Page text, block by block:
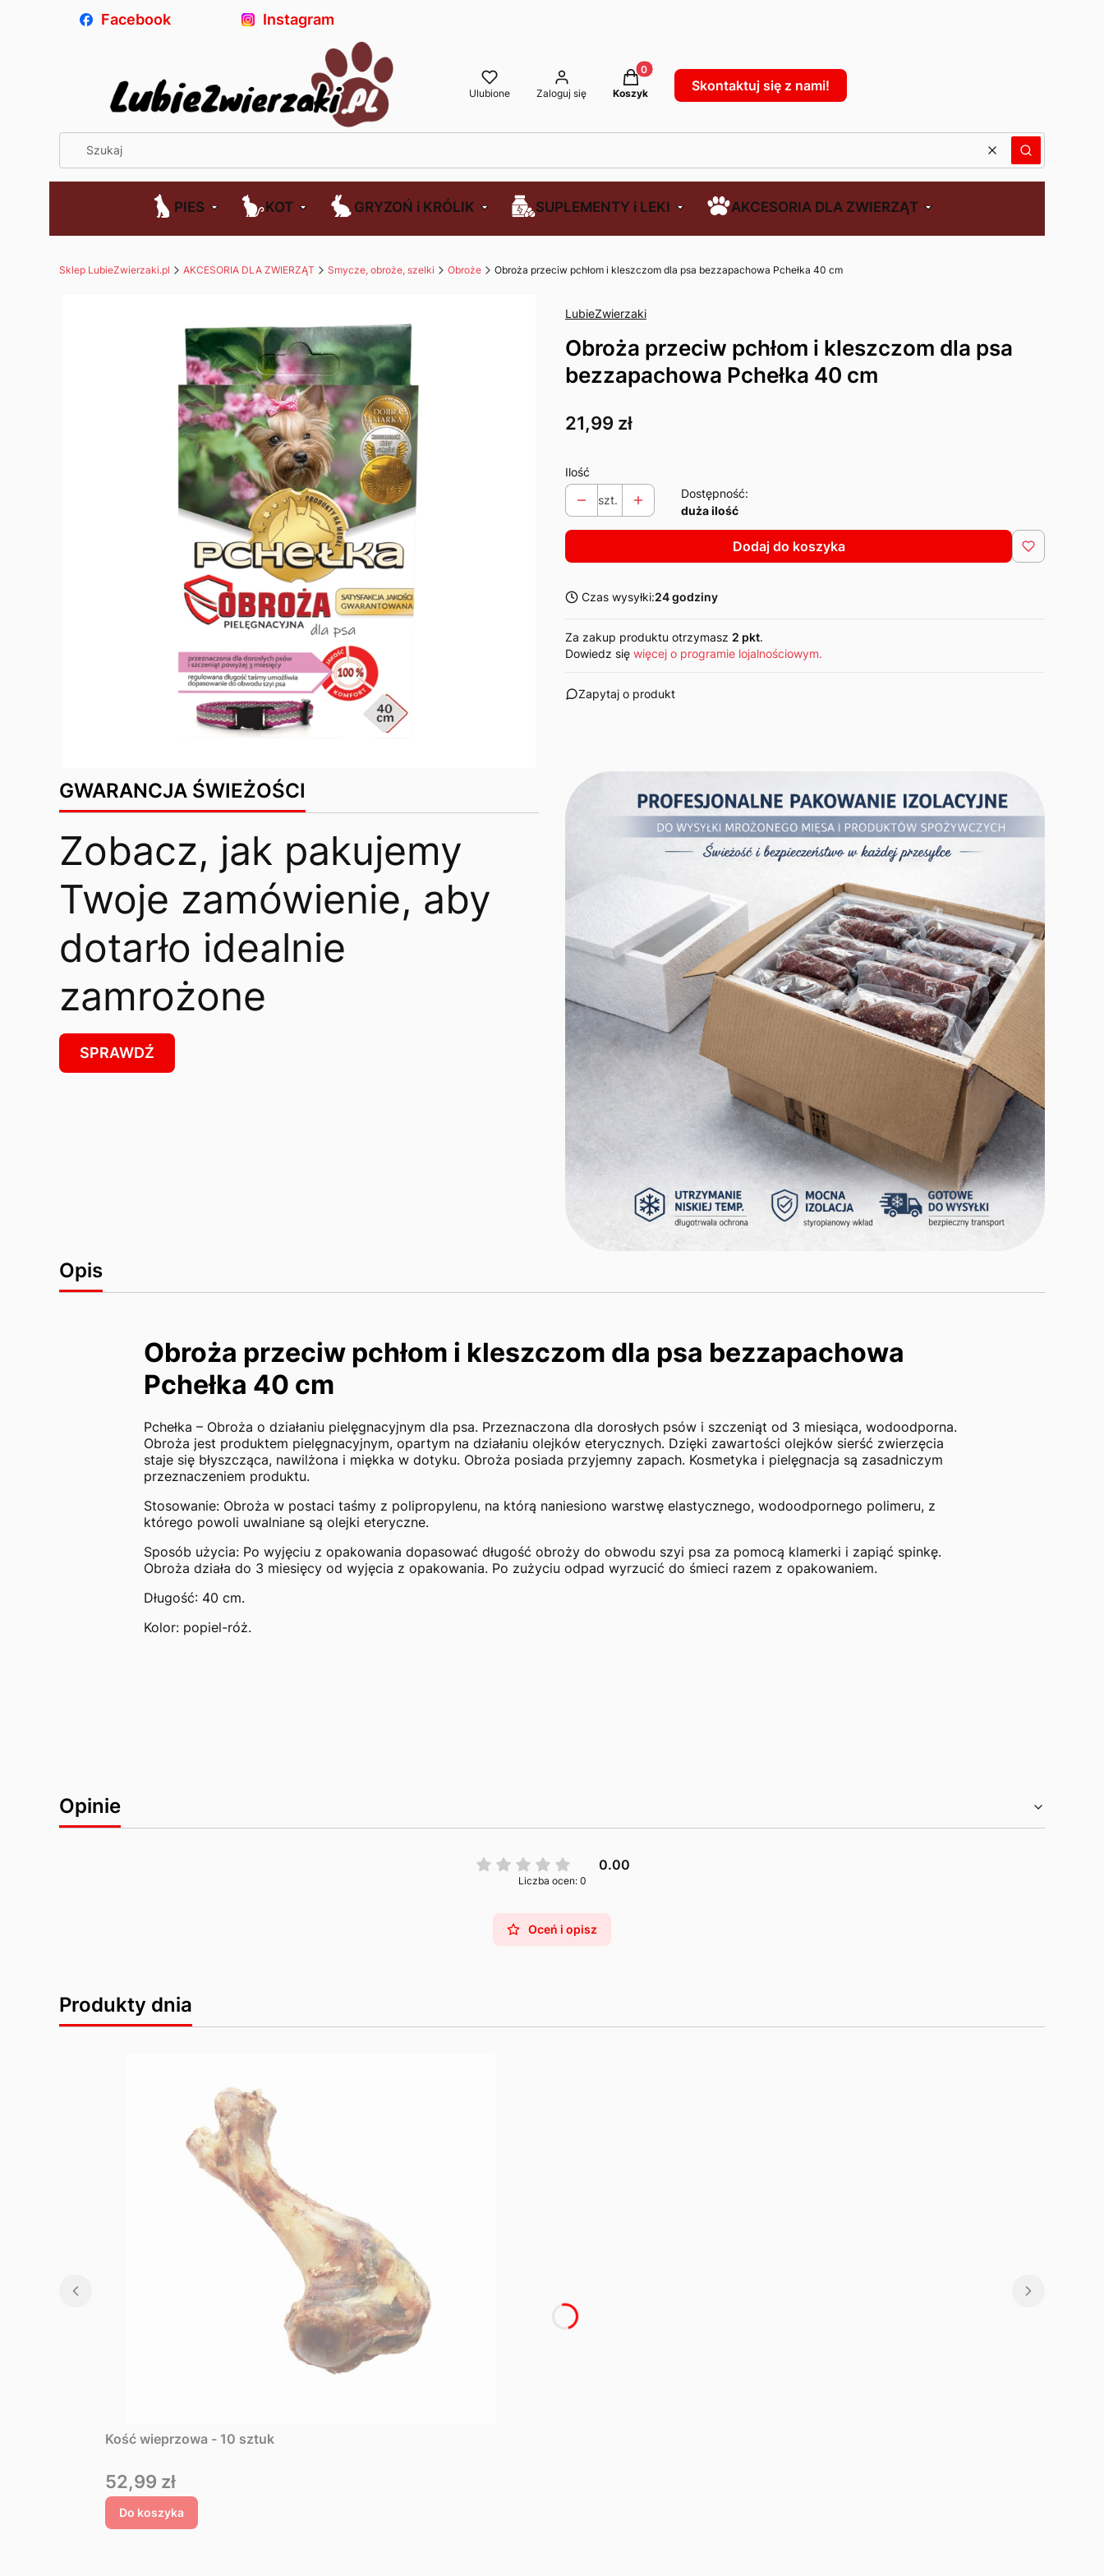
Facebook Instagram
Ulubione Zaloguj się
Produkty w koszyku: 0. Zobacz szczegóły
Koszyk Skontaktuj się z nami!
WyczyśćSzukaj
PIES KOT GRYZOŃ i KRÓLIK SUPLEMENTY i LEKI AKCESORIA DLA ZWIERZĄT
Sklep LubieZwierzaki.pl AKCESORIA DLA ZWIERZĄT Smycze, obroże, szelki Obroże Obroża przeciw pchłom i kleszczom dla psa bezzapachowa Pchełka 40 cm
LubieZwierzaki
Obroża przeciw pchłom i kleszczom dla psa
bezzapachowa Pchełka 40 cm
Cena
21,99 zł
Ilość
szt.
Dostępność:
duża ilość
Dodaj do koszyka
Czas wysyłki:24 godziny
Za zakup produktu otrzymasz 2 pkt.
Dowiedz się więcej o programie lojalnościowym.
Zapytaj o produkt
GWARANCJA ŚWIEŻOŚCI
Zobacz, jak pakujemy
Twoje zamówienie, aby
dotarło idealnie
zamrożone
SPRAWDŹ
Opis
Obroża przeciw pchłom i kleszczom dla psa bezzapachowa
Pchełka 40 cm
Pchełka – Obroża o działaniu pielęgnacyjnym dla psa. Przeznaczona dla dorosłych psów i szczeniąt od 3 miesiąca, wodoodporna.
Obroża jest produktem pielęgnacyjnym, opartym na działaniu olejków eterycznych. Dzięki zawartości olejków sierść zwierzęcia
staje się błyszcząca, nawilżona i miękka w dotyku. Obroża posiada przyjemny zapach. Kosmetyka i pielęgnacja są zasadniczym
przeznaczeniem produktu.
Stosowanie: Obroża w postaci taśmy z polipropylenu, na którą naniesiono warstwę elastycznego, wodoodpornego polimeru, z
którego powoli uwalniane są olejki eteryczne.
Sposób użycia: Po wyjęciu z opakowania dopasować długość obroży do obwodu szyi psa za pomocą klamerki i zapiąć spinkę.
Obroża działa do 3 miesięcy od wyjęcia z opakowania. Po zużyciu odpad wyrzucić do śmieci razem z opakowaniem.
Długość: 40 cm.
Kolor: popiel-róż.
Opinie
0.00
Liczba ocen: 0
Oceń i opisz
Produkty dnia
Kość wieprzowa - 10 sztuk
Cena
52,99 zł
Do koszyka